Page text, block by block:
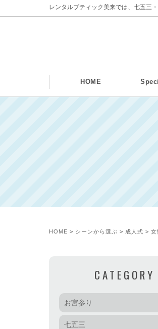
レンタルブティック美来では、七五三
HOME
HOME シーンから選ぶ 成人式 女
CATEGORY
お宮参り
七五三